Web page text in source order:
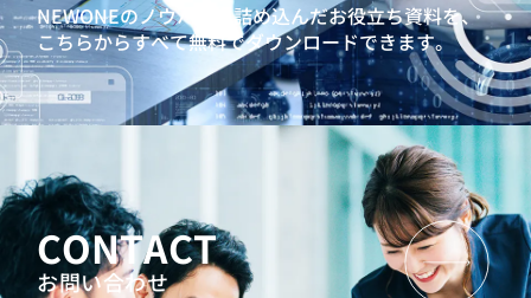
NEWONEのノウハウを詰め込んだお役立ち資料を、
こちらからすべて無料でダウンロードできます。
CONTACT
お問い合わせ